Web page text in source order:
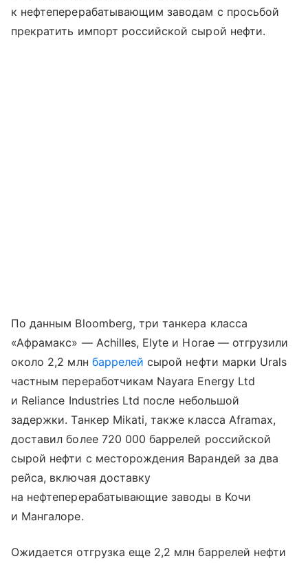
к нефтеперерабатывающим заводам с просьбой
прекратить импорт российской сырой нефти.
По данным Bloomberg, три танкера класса
«Афрамакс» — Achilles, Elyte и Horae — отгрузили
около 2,2 млн баррелей сырой нефти марки Urals
частным переработчикам Nayara Energy Ltd
и Reliance Industries Ltd после небольшой
задержки. Танкер Mikati, также класса Aframax,
доставил более 720 000 баррелей российской
сырой нефти с месторождения Варандей за два
рейса, включая доставку
на нефтеперерабатывающие заводы в Кочи
и Мангалоре.
Ожидается отгрузка еще 2,2 млн баррелей нефти